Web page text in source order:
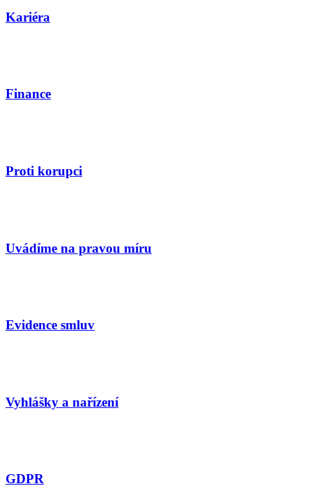
Kariéra
Finance
Proti korupci
Uvádíme na pravou míru
Evidence smluv
Vyhlášky a nařízení
GDPR